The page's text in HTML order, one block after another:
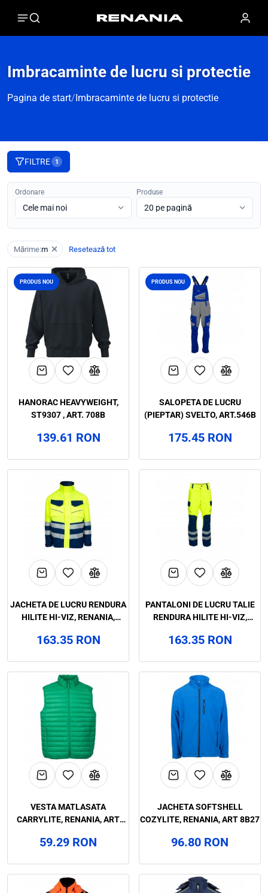
Imbracaminte de lucru si protectie
Pagina de start/ Imbracaminte de lucru si protectie
FILTRE 1
Ordonare Produse
Mărime:m Resetează tot
PRODUS NOU
HANORAC HEAVYWEIGHT,
ST9307 , ART. 708B
139.61 RON
PRODUS NOU
SALOPETA DE LUCRU
(PIEPTAR) SVELTO, ART.546B
175.45 RON
JACHETA DE LUCRU RENDURA
HILITE HI-VIZ, RENANIA,
163.35 RON
PANTALONI DE LUCRU TALIE
RENDURA HILITE HI-VIZ,
163.35 RON
VESTA MATLASATA
CARRYLITE, RENANIA, ART
59.29 RON
JACHETA SOFTSHELL
COZYLITE, RENANIA, ART 8B27
96.80 RON